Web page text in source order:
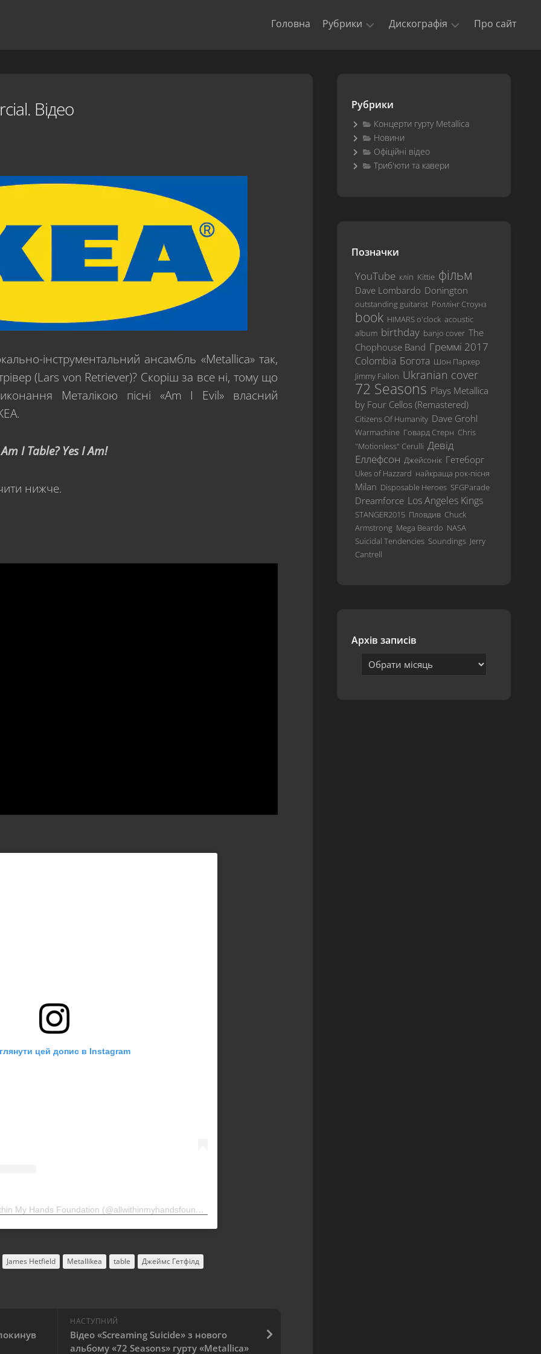
Головна Рубрики
кавери
Офіційні
відео
Концерти
гурту
Дискографія
The
Lightning
Master
of
Revisited
…
And
Justice
For
All
Metallica
Load
ReLoad
Garage
Inc.
S&M
St.
Anger
Death
Magnetic
Seasons
Про сайт
Відео
інструментальний ансамбль «Metallica» так,
(Lars von Retriever)? Скоріш за все ні, тому що
Металікою пісні «Am I Evil» власний
Am I Table? Yes I Am!
нижче.
цей допис в Instagram
Допис, поширений All Within My Hands Foundation (@allwithinmyhandsfoundation)
James Hetfield Metallikea table Джеймс Гетфілд
НАСТУПНИЙ
Відео «Screaming Suicide» з нового
альбому «72 Seasons» гурту «Metallica»
Рубрики
Концерти гурту Metallica
Новини
Офіційні відео
Триб'юти та кавери
Позначки
YouTube кліп Kittie фільм
Dave Lombardo Donington
outstanding guitarist Роллінг Стоунз
book HIMARS o'clock acoustic
album birthday banjo cover The
Chophouse Band Греммі 2017
Colombia Богота Шон Паркер
Jimmy Fallon Ukranian cover
72 Seasons Plays Metallica
by Four Cellos (Remastered)
Citizens Of Humanity Dave Grohl
Warmachine Говард Стерн Chris
"Motionless" Cerulli Девід
Еллефсон Джейсонік Гетеборг
Ukes of Hazzard найкраща рок-пісня
Milan Disposable Heroes SFGParade
Dreamforce Los Angeles Kings
STANGER2015 Пловдив Chuck
Armstrong Mega Beardo NASA
Suicidal Tendencies Soundings Jerry
Cantrell
Архів записів